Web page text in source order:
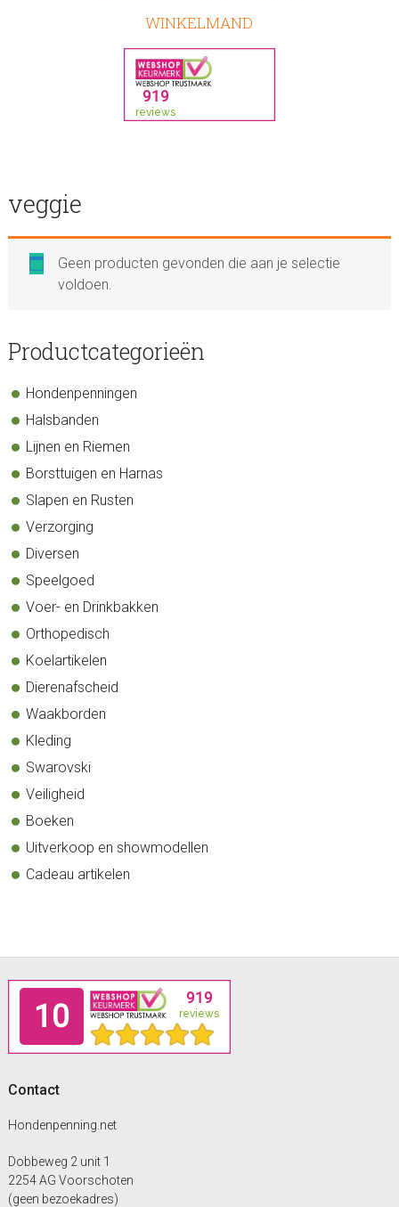
WINKELMAND
veggie
Geen producten gevonden die aan je selectie
voldoen.
sidebar
Store
Productcategorieën
Hondenpenningen
Halsbanden
Lijnen en Riemen
Borsttuigen en Harnas
Slapen en Rusten
Verzorging
Diversen
Speelgoed
Voer- en Drinkbakken
Orthopedisch
Koelartikelen
Dierenafscheid
Waakborden
Kleding
Swarovski
Veiligheid
Boeken
Uitverkoop en showmodellen
Cadeau artikelen
Footer
Contact
Hondenpenning.net
Dobbeweg 2 unit 1
2254 AG Voorschoten
(geen bezoekadres)